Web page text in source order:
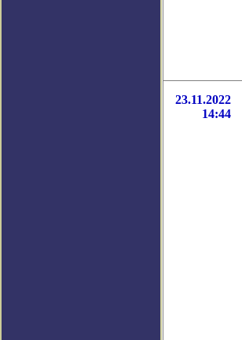
23.11.2022
14:44